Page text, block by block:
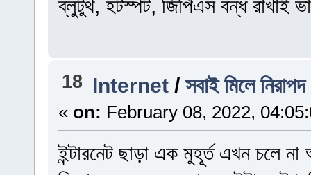
ব্লুটুথ, হটস্পট, জিপিএস বন্ধ রাখাই
18 Internet /সবাই মিলে নিরাপদ
« on: February 08, 2022,
ইন্টারনেট ছাড়া এক মুহূর্ত এখন চলে